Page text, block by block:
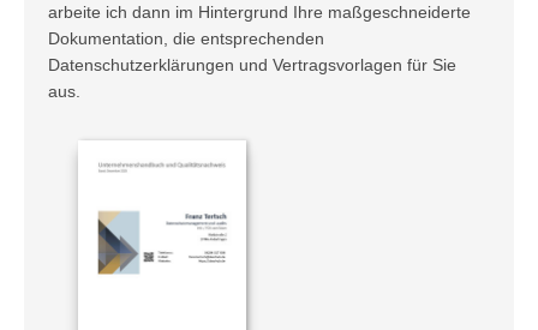
arbeite ich dann im Hintergrund Ihre maßgeschneiderte
Dokumentation, die entsprechenden
Datenschutzerklärungen und Vertragsvorlagen für Sie
aus.